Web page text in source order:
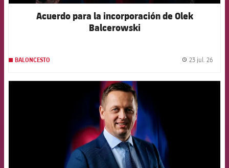
Acuerdo para la incorporación de Olek
Balcerowski
BALONCESTO 23 jul. 26
FCB Barcelona badge